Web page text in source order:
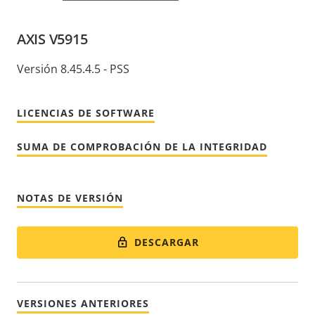
AXIS V5915
Versión 8.45.4.5 - PSS
LICENCIAS DE SOFTWARE
SUMA DE COMPROBACIÓN DE LA INTEGRIDAD
NOTAS DE VERSIÓN
DESCARGAR
VERSIONES ANTERIORES